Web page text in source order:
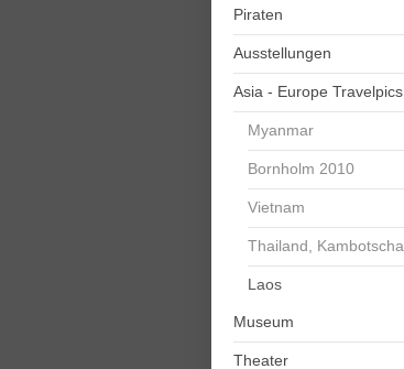
Piraten
Ausstellungen
Asia - Europe Travelpics
Myanmar
Bornholm 2010
Vietnam
Thailand, Kambotscha
Laos
Museum
Theater